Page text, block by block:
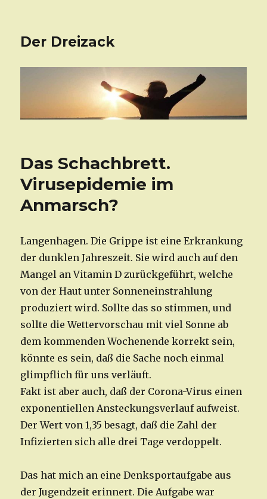
Der Dreizack
Das Schachbrett.
Virusepidemie im
Anmarsch?
Langenhagen. Die Grippe ist eine Erkrankung
der dunklen Jahreszeit. Sie wird auch auf den
Mangel an Vitamin D zurückgeführt, welche
von der Haut unter Sonneneinstrahlung
produziert wird. Sollte das so stimmen, und
sollte die Wettervorschau mit viel Sonne ab
dem kommenden Wochenende korrekt sein,
könnte es sein, daß die Sache noch einmal
glimpflich für uns verläuft.
Fakt ist aber auch, daß der Corona-Virus einen
exponentiellen Ansteckungsverlauf aufweist.
Der Wert von 1,35 besagt, daß die Zahl der
Infizierten sich alle drei Tage verdoppelt.
Das hat mich an eine Denksportaufgabe aus
der Jugendzeit erinnert. Die Aufgabe war